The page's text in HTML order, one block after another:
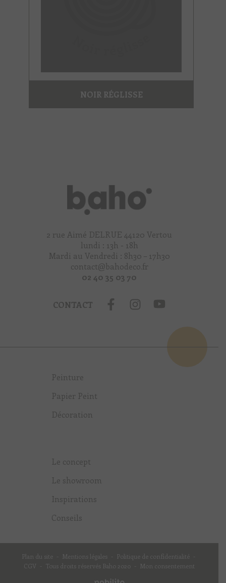
NOIR RÉGLISSE
2 rue Aimé DELRUE 44120 Vertou
lundi : 13h - 18h
Mardi au Vendredi : 8h30 – 17h30
contact@bahodeco.fr
02 40 35 03 70
CONTACT
Peinture
Papier Peint
Décoration
Le concept
Le showroom
Inspirations
Conseils
Plan du site Mentions légales Politique de confidentialité
CGV
Tous droits réservés Baho 2020 Mon consentement